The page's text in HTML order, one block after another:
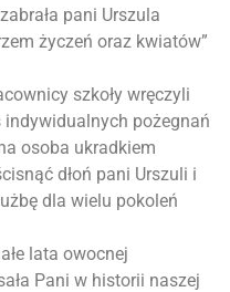
pani Urszula
życzeń oraz kwiatów”
szkoły wręczyli
pożegnań
osoba ukradkiem
dłoń pani Urszuli i
dla wielu pokoleń
lata owocnej
Pani w historii naszej